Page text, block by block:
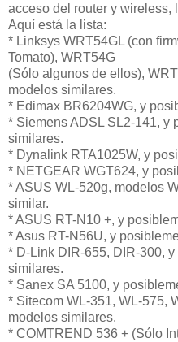
acceso del router y wireless,
Aquí está la lista:
* Linksys WRT54GL (con
Tomato), WRT54G
(Sólo algunos de ellos),
modelos similares.
* Edimax BR6204WG, y
* Siemens ADSL SL2-141, y
similares.
* Dynalink RTA1025W, y
* NETGEAR WGT624, y
* ASUS WL-520g, modelos
similar.
* ASUS RT-N10 +, y
* Asus RT-N56U, y
* D-Link DIR-655, DIR-300,
similares.
* Sanex SA 5100, y
* Sitecom WL-351, WL-575,
modelos similares.
* COMTREND 536 + (Sólo